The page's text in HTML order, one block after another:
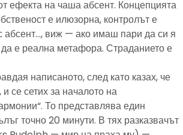
ефекта на чаша абсент. Концепцията
е илюзорна, контролът е
абсент…, виж — ако имаш пари да си я
е реална метафора. Страданието е
написаното, след като казах, че
се сетих за началото на
То представлява един
точно 20 минути. В тях разказвачът